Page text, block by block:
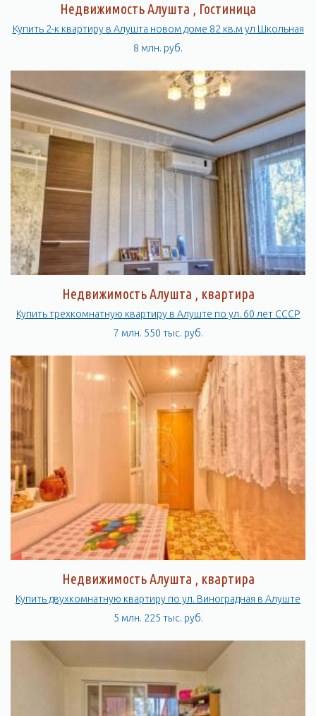
Недвижимость Алушта , Гостиница
Купить 2-к квартиру в Алушта новом доме 82 кв.м ул Школьная
8 млн. руб.
Недвижимость Алушта , квартира
Купить трехкомнатную квартиру в Алуште по ул. 60 лет СССР
7 млн. 550 тыс. руб.
Недвижимость Алушта , квартира
Купить двухкомнатную квартиру по ул. Виноградная в Алуште
5 млн. 225 тыс. руб.